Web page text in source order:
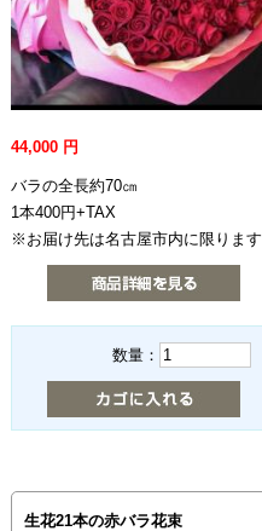
44,000 円
バラの全長約70㎝
1本400円+TAX
※お届け先は名古屋市内に限ります
数量：
生花21本の赤バラ花束